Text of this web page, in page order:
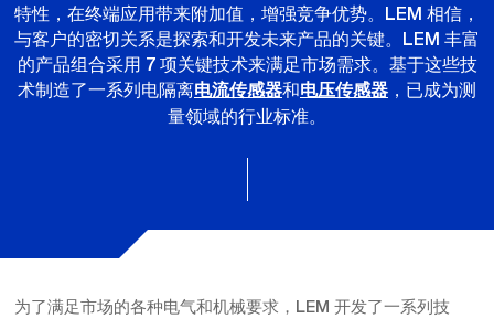
特性，在终端应用带来附加值，增强竞争优势。LEM 相信，
与客户的密切关系是探索和开发未来产品的关键。LEM 丰富
的产品组合采用 7 项关键技术来满足市场需求。基于这些技
术制造了一系列电隔离电流传感器和电压传感器 ，已成为测
量领域的行业标准。
为了满足市场的各种电气和机械要求，LEM 开发了一系列技